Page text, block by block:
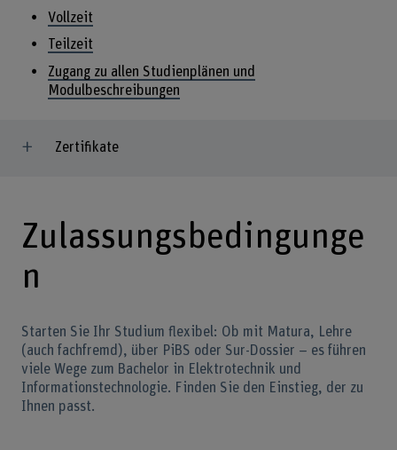
Vollzeit
Teilzeit
Zugang zu allen Studienplänen und
Modulbeschreibungen
Zertifikate
Zulassungsbedingunge
n
Starten Sie Ihr Studium flexibel: Ob mit Matura, Lehre
(auch fachfremd), über PiBS oder Sur-Dossier – es führen
viele Wege zum Bachelor in Elektrotechnik und
Informationstechnologie. Finden Sie den Einstieg, der zu
Ihnen passt.